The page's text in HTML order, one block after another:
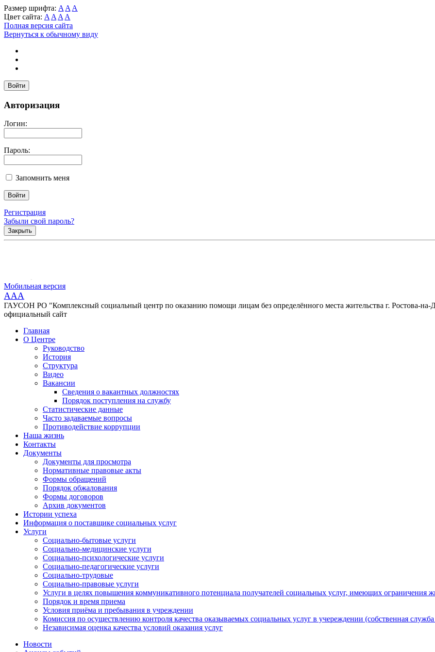
Размер шрифта: A A A
Цвет сайта: A A A A
Полная версия сайта
Вернуться к обычному виду
Войти
Авторизация
Логин:
Пароль:
Запомнить меня
Регистрация
Забыли свой пароль?
Закрыть
Мобильная версия
AAA
ГАУСОН РО "Комплексный социальный центр по оказанию помощи лицам без определённого места жительства г. Ростова-на-
официальный сайт
Главная
О Центре
Руководство
История
Структура
Видео
Вакансии
Сведения о вакантных должностях
Порядок поступления на службу
Статистические данные
Часто задаваемые вопросы
Противодействие коррупции
Наша жизнь
Контакты
Документы
Документы для просмотра
Нормативные правовые акты
Формы обращений
Порядок обжалования
Формы договоров
Архив документов
Истории успеха
Информация о поставщике социальных услуг
Услуги
Социально-бытовые услуги
Социально-медицинские услуги
Социально-психологические услуги
Социально-педагогические услуги
Социально-трудовые
Социально-правовые услуги
Услуги в целях повышения коммуникативного потенциала получателей социальных услуг, имеющих ограничения
Порядок и время приема
Условия приёма и пребывания в учреждении
Комиссия по осуществлению контроля качества оказываемых социальных услуг в учереждении (собственная
Независимая оценка качества условий оказания услуг
Новости